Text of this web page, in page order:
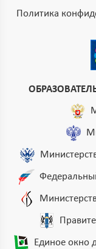
Политика
Единое окно